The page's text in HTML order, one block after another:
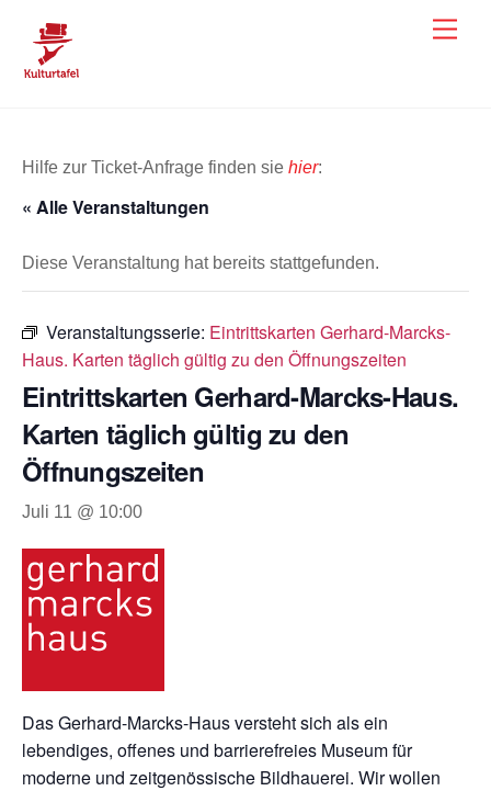
content
Hilfe zur Ticket-Anfrage finden sie hier:
« Alle Veranstaltungen
Diese Veranstaltung hat bereits stattgefunden.
Veranstaltungsserie: Eintrittskarten Gerhard-Marcks-
Haus. Karten täglich gültig zu den Öffnungszeiten
Eintrittskarten Gerhard-Marcks-Haus.
Karten täglich gültig zu den
Öffnungszeiten
Juli 11 @ 10:00
Das Gerhard-Marcks-Haus versteht sich als ein
lebendiges, offenes und barrierefreies Museum für
moderne und zeitgenössische Bildhauerei. Wir wollen